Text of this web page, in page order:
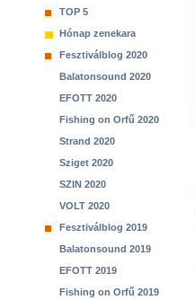
TOP 5
Hónap zenekara
Fesztiválblog 2020
Balatonsound 2020
EFOTT 2020
Fishing on Orfű 2020
Strand 2020
Sziget 2020
SZIN 2020
VOLT 2020
Fesztiválblog 2019
Balatonsound 2019
EFOTT 2019
Fishing on Orfű 2019